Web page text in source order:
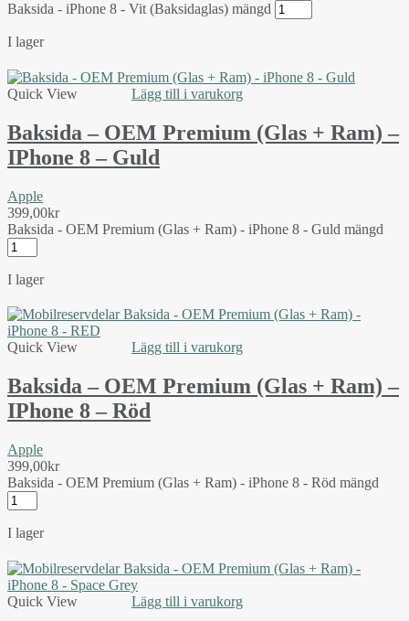
Baksida - iPhone 8 - Vit (Baksidaglas) mängd
I lager
Quick View Lägg till i varukorg
Baksida – OEM Premium (Glas + Ram) –
IPhone 8 – Guld
Apple
399,00kr
Baksida - OEM Premium (Glas + Ram) - iPhone 8 - Guld mängd
I lager
Quick View Lägg till i varukorg
Baksida – OEM Premium (Glas + Ram) –
IPhone 8 – Röd
Apple
399,00kr
Baksida - OEM Premium (Glas + Ram) - iPhone 8 - Röd mängd
I lager
Quick View Lägg till i varukorg